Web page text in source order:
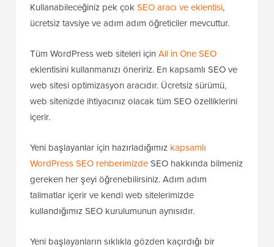
Kullanabileceğiniz pek çokSEO aracı ve eklentisi,
ücretsiz tavsiye ve adım adım öğreticiler mevcuttur.
Tüm WordPress web siteleri için All in One SEO
eklentisini kullanmanızı öneririz. En kapsamlı SEO ve
web sitesi optimizasyon aracıdır. Ücretsiz sürümü,
web sitenizde ihtiyacınız olacak tüm SEO özelliklerini
içerir.
Yeni başlayanlar için hazırladığımız kapsamlı
WordPress SEO rehberimizdeSEO hakkında bilmeniz
gereken her şeyi öğrenebilirsiniz. Adım adım
talimatlar içerir ve kendi web sitelerimizde
kullandığımız SEO kurulumunun aynısıdır.
Yeni başlayanların sıklıkla gözden kaçırdığı bir